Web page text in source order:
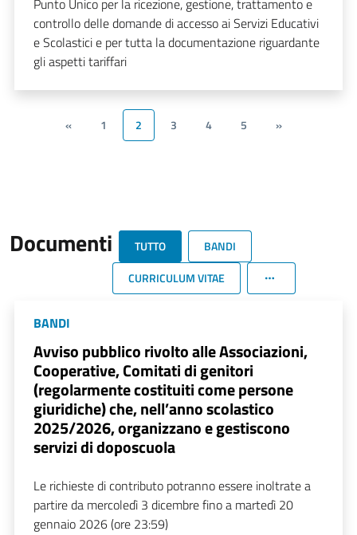
Punto Unico per la ricezione, gestione, trattamento e
controllo delle domande di accesso ai Servizi Educativi
e Scolastici e per tutta la documentazione riguardante
gli aspetti tariffari
« 1 2 3 4 5 »
Documenti TUTTO
BANDI
CURRICULUM VITAE
BANDI
Avviso pubblico rivolto alle Associazioni,
Cooperative, Comitati di genitori
(regolarmente costituiti come persone
giuridiche) che, nell’anno scolastico
2025/2026, organizzano e gestiscono
servizi di doposcuola
Le richieste di contributo potranno essere inoltrate a
partire da mercoledì 3 dicembre fino a martedì 20
gennaio 2026 (ore 23:59)